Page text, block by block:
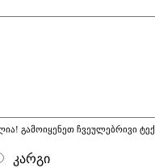
გამოიყენეთ ჩვეულებრივი
კარგი